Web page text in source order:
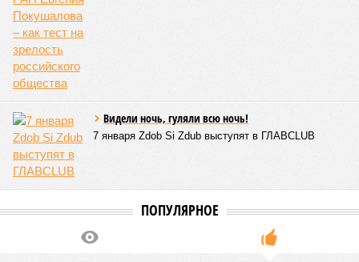
Видели ночь, гуляли всю ночь!
7 января Zdob Si Zdub выступят в ГЛАВCLUB
ПОПУЛЯРНОЕ